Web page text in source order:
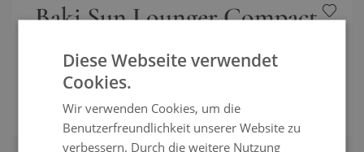
Baki Sun Lounger Compact
Set
SUN LOUNGER MINI
1.249,99 € ENTDECKEN
Diese Webseite verwendet
Cookies.
Wir verwenden Cookies, um die
Benutzerfreundlichkeit unserer Website zu
verbessern. Durch die weitere Nutzung